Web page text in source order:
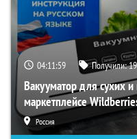
04:11:58 Получили:
Вакууматор для сухих
маркетплейсе
Россия